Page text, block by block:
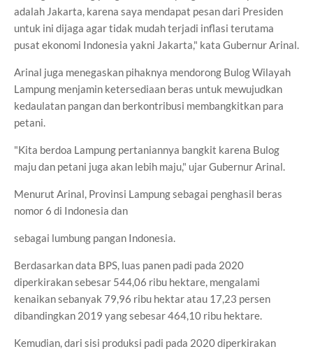
adalah Jakarta, karena saya mendapat pesan dari Presiden
untuk ini dijaga agar tidak mudah terjadi inflasi terutama
pusat ekonomi Indonesia yakni Jakarta," kata Gubernur Arinal.
Arinal juga menegaskan pihaknya mendorong Bulog Wilayah
Lampung menjamin ketersediaan beras untuk mewujudkan
kedaulatan pangan dan berkontribusi membangkitkan para
petani.
"Kita berdoa Lampung pertaniannya bangkit karena Bulog
maju dan petani juga akan lebih maju," ujar Gubernur Arinal.
Menurut Arinal, Provinsi Lampung sebagai penghasil beras
nomor 6 di Indonesia dan
sebagai lumbung pangan Indonesia.
Berdasarkan data BPS, luas panen padi pada 2020
diperkirakan sebesar 544,06 ribu hektare, mengalami
kenaikan sebanyak 79,96 ribu hektar atau 17,23 persen
dibandingkan 2019 yang sebesar 464,10 ribu hektare.
Kemudian, dari sisi produksi padi pada 2020 diperkirakan